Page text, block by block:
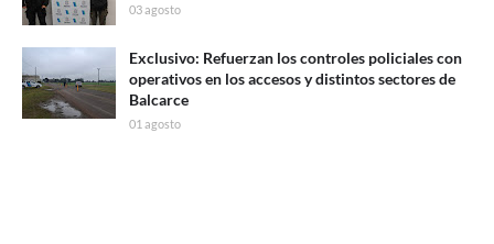
03 agosto
Exclusivo: Refuerzan los controles policiales con
operativos en los accesos y distintos sectores de
Balcarce
01 agosto